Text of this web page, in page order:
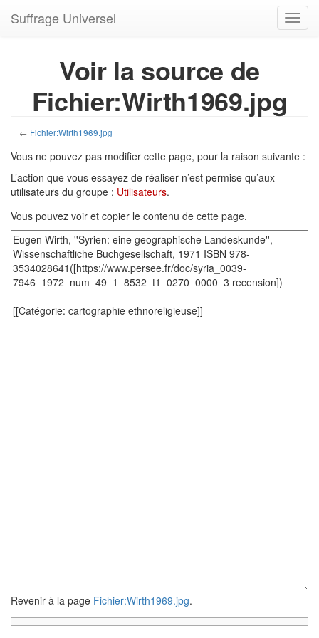
Suffrage Universel
Voir la source de
Fichier:Wirth1969.jpg
← Fichier:Wirth1969.jpg
Vous ne pouvez pas modifier cette page, pour la raison suivante :
L’action que vous essayez de réaliser n’est permise qu’aux
utilisateurs du groupe : Utilisateurs.
Vous pouvez voir et copier le contenu de cette page.
Revenir à la page Fichier:Wirth1969.jpg.